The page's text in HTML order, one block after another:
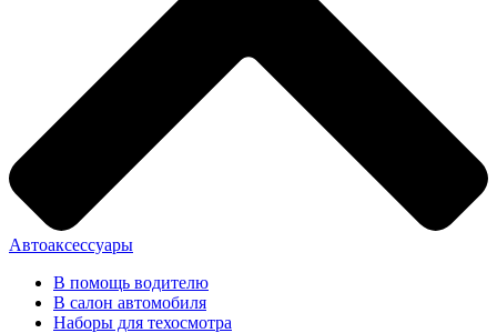
Автоаксессуары
В помощь водителю
В салон автомобиля
Наборы для техосмотра